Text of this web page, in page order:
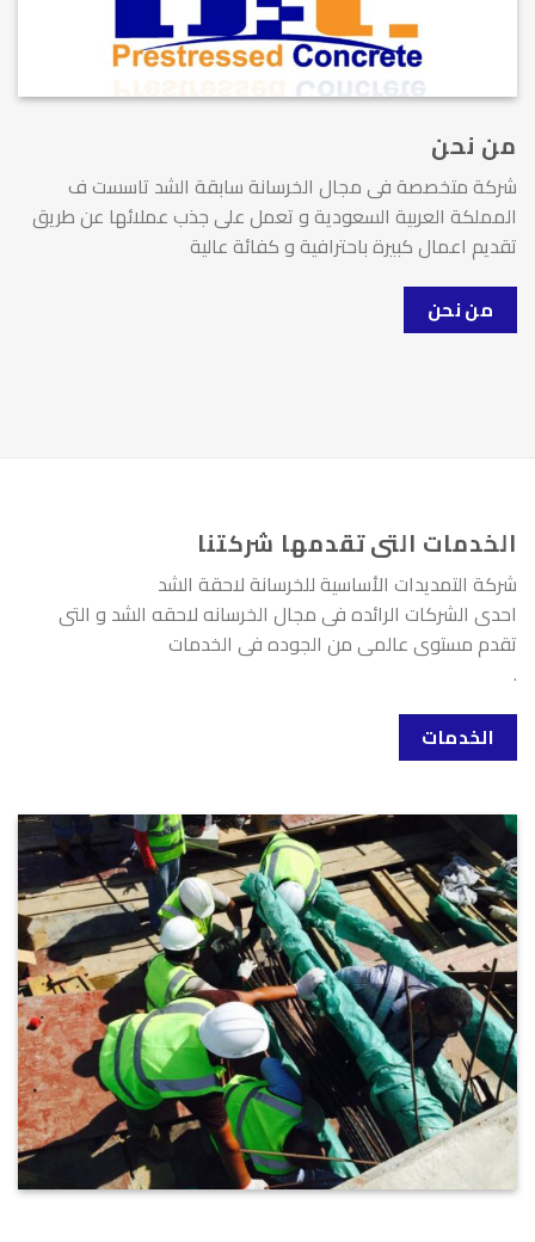
من نحن
شركة متخصصة فى مجال الخرسانة سابقة الشد تاسست ف
المملكة العربية السعودية و تعمل على جذب عملائها عن طريق
تقديم اعمال كبيرة باحترافية و كفائة عالية
من نحن
الخدمات التى تقدمها شركتنا
شركة التمديدات الأساسية للخرسانة لاحقة الشد
احدى الشركات الرائده فى مجال الخرسانه لاحقه الشد و التى
تقدم مستوى عالمى من الجوده فى الخدمات
.
الخدمات